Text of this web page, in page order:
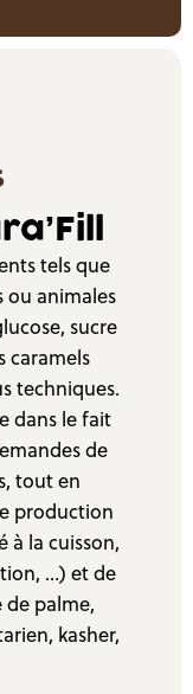
tels que
ou animales
sucre
caramels
techniques.
dans le fait
de
tout en
production
à la cuisson,
…) et de
de palme,
kasher,